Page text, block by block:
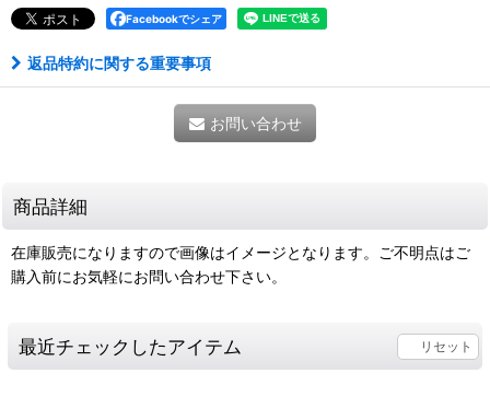
Facebookでシェア
返品特約に関する重要事項
お問い合わせ
商品詳細
在庫販売になりますので画像はイメージとなります。ご不明点はご
購入前にお気軽にお問い合わせ下さい。
最近チェックしたアイテム リセット